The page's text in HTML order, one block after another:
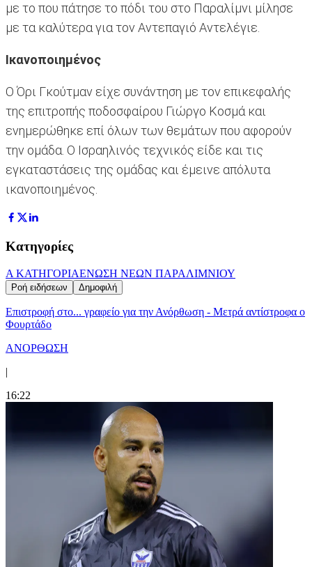
με το που πάτησε το πόδι του στο Παραλίμνι μίλησε
με τα καλύτερα για τον Αντεπαγιό Αντελέγιε.
Ικανοποιημένος
Ο Όρι Γκούτμαν είχε συνάντηση με τον επικεφαλής
της επιτροπής ποδοσφαίρου Γιώργο Κοσμά και
ενημερώθηκε επί όλων των θεμάτων που αφορούν
την ομάδα. Ο Ισραηλινός τεχνικός είδε και τις
εγκαταστάσεις της ομάδας και έμεινε απόλυτα
ικανοποιημένος.
Κατηγορίες
Α ΚΑΤΗΓΟΡΙΑΕΝΩΣΗ ΝΕΩΝ ΠΑΡΑΛΙΜΝIΟΥ
Ροή ειδήσεων Δημοφιλή
Επιστροφή στο... γραφείο για την Ανόρθωση - Μετρά αντίστροφα ο
Φουρτάδο
ΑΝΟΡΘΩΣΗ
|
16:22